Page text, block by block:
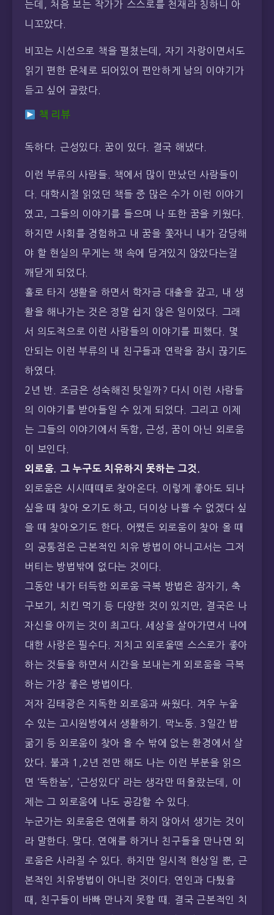
는데, 처음 보는 작가가 스스로를 천재라 칭하니 아
니꼬았다.
비꼬는 시선으로 책을 펼쳤는데, 자기 자랑이면서도
읽기 편한 문체로 되어있어 편안하게 남의 이야기가
듣고 싶어 골랐다.
책 리뷰
독하다. 근성있다. 꿈이 있다. 결국 해냈다.
이런 부류의 사람들. 책에서 많이 만났던 사람들이
다. 대학시절 읽었던 책들 중 많은 수가 이런 이야기
였고, 그들의 이야기를 들으며 나 또한 꿈을 키웠다.
하지만 사회를 경험하고 내 꿈을 쫓자니 내가 감당해
야 할 현실의 무게는 책 속에 담겨있지 않았다는걸
깨닫게 되었다.
홀로 타지 생활을 하면서 학자금 대출을 갚고, 내 생
활을 해나가는 것은 정말 쉽지 않은 일이었다. 그래
서 의도적으로 이런 사람들의 이야기를 피했다. 몇
안되는 이런 부류의 내 친구들과 연락을 잠시 끊기도
하였다.
2년 반. 조금은 성숙해진 탓일까? 다시 이런 사람들
의 이야기를 받아들일 수 있게 되었다. 그리고 이제
는 그들의 이야기에서 독함, 근성, 꿈이 아닌 외로움
이 보인다.
외로움. 그 누구도 치유하지 못하는 그것.
외로움은 시시때때로 찾아온다. 이렇게 좋아도 되나
싶을 때 찾아 오기도 하고, 더이상 나쁠 수 없겠다 싶
을 때 찾아오기도 한다. 어쨌든 외로움이 찾아 올 때
의 공통점은 근본적인 치유 방법이 아니고서는 그저
버티는 방법밖에 없다는 것이다.
그동안 내가 터득한 외로움 극복 방법은 잠자기, 축
구보기, 치킨 먹기 등 다양한 것이 있지만, 결국은 나
자신을 아끼는 것이 최고다. 세상을 살아가면서 나에
대한 사랑은 필수다. 지치고 외로울땐 스스로가 좋아
하는 것들을 하면서 시간을 보내는게 외로움을 극복
하는 가장 좋은 방법이다.
저자 김태광은 지독한 외로움과 싸웠다. 겨우 누울
수 있는 고시원방에서 생활하기. 막노동. 3일간 밥
굶기 등 외로움이 찾아 올 수 밖에 없는 환경에서 살
았다. 불과 1,2년 전만 해도 나는 이런 부분을 읽으
면 ‘독한놈’, ‘근성있다’ 라는 생각만 떠올랐는데, 이
제는 그 외로움에 나도 공감할 수 있다.
누군가는 외로움은 연애를 하지 않아서 생기는 것이
라 말한다. 맞다. 연애를 하거나 친구들을 만나면 외
로움은 사라질 수 있다. 하지만 일시적 현상일 뿐, 근
본적인 치유방법이 아니란 것이다. 연인과 다퉜을
때, 친구들이 바빠 만나지 못할 때. 결국 근본적인 치